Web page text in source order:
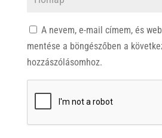
A nevem, e-mail címem, és
mentése a böngészőben a
hozzászólásomhoz.